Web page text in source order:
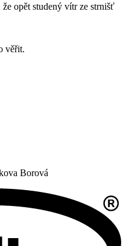
opět studený vítr ze strnišť
věřit.
Borová